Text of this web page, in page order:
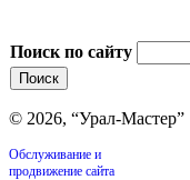
Поиск по сайту
© 2026, “Урал-Мастер”
Обслуживание и
продвижение сайта